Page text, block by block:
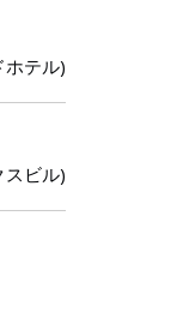
ホテル)
ビル)